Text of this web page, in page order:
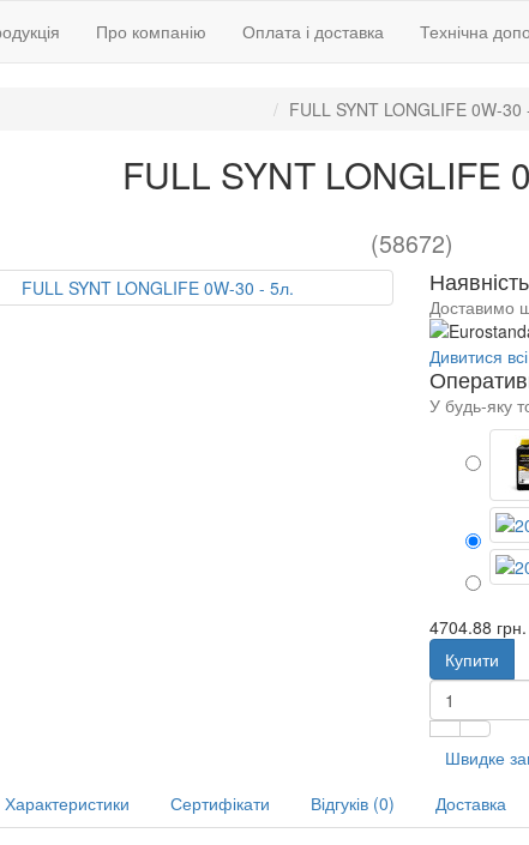
Про компанію Оплата і доставка Технічна
FULL SYNT LONGLIFE 0W-30
FULL SYNT LONGLIFE
(58672)
Доставимо
Дивитися
У будь-яку
4704.88 грн.
Купити
Швидке
Характеристики Сертифікати Відгуків (0) Доставка